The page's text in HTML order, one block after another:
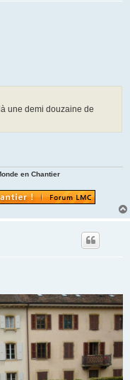
une demi douzaine de
en Chantier